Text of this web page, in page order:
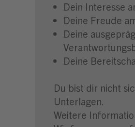
Dein Interesse
Deine Freude
Deine
Deine
Du bist dir nicht
Unterlagen.
Weitere